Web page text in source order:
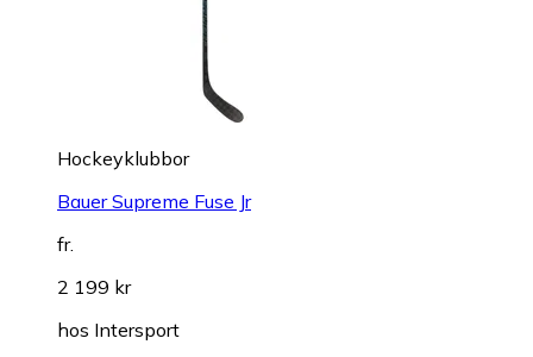
Hockeyklubbor
Bauer Supreme Fuse Jr
fr.
2 199 kr
hos Intersport